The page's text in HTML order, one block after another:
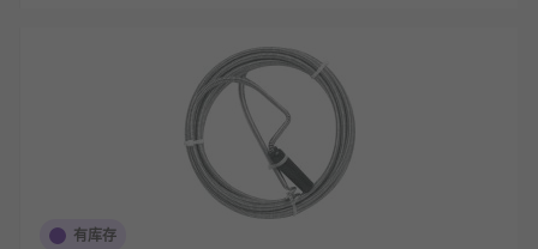
处理距离较远的管道堵塞。
管道清理球：依靠水流推动在管内运动，能清
除管壁软性附着物。
管道疏通工具的应用领域
家庭日常维护，用于解决厨房水槽、卫生间地
有库存